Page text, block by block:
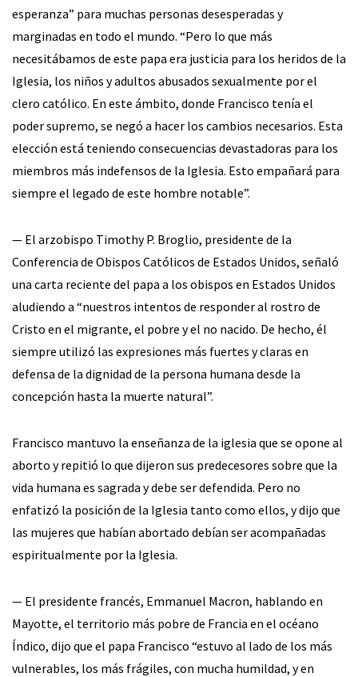
esperanza” para muchas personas desesperadas y
marginadas en todo el mundo. “Pero lo que más
necesitábamos de este papa era justicia para los heridos de la
Iglesia, los niños y adultos abusados sexualmente por el
clero católico. En este ámbito, donde Francisco tenía el
poder supremo, se negó a hacer los cambios necesarios. Esta
elección está teniendo consecuencias devastadoras para los
miembros más indefensos de la Iglesia. Esto empañará para
siempre el legado de este hombre notable”.
— El arzobispo Timothy P. Broglio, presidente de la
Conferencia de Obispos Católicos de Estados Unidos, señaló
una carta reciente del papa a los obispos en Estados Unidos
aludiendo a “nuestros intentos de responder al rostro de
Cristo en el migrante, el pobre y el no nacido. De hecho, él
siempre utilizó las expresiones más fuertes y claras en
defensa de la dignidad de la persona humana desde la
concepción hasta la muerte natural”.
Francisco mantuvo la enseñanza de la iglesia que se opone al
aborto y repitió lo que dijeron sus predecesores sobre que la
vida humana es sagrada y debe ser defendida. Pero no
enfatizó la posición de la Iglesia tanto como ellos, y dijo que
las mujeres que habían abortado debían ser acompañadas
espiritualmente por la Iglesia.
— El presidente francés, Emmanuel Macron, hablando en
Mayotte, el territorio más pobre de Francia en el océano
Índico, dijo que el papa Francisco “estuvo al lado de los más
vulnerables, los más frágiles, con mucha humildad, y en